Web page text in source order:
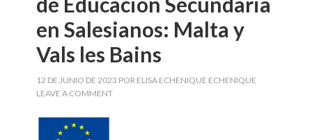
en Salesianos: Malta y
Vals les Bains
12 DE JUNIO DE 2023 POR ELISA ECHENIQUE ECHENIQUE
LEAVE A COMMENT